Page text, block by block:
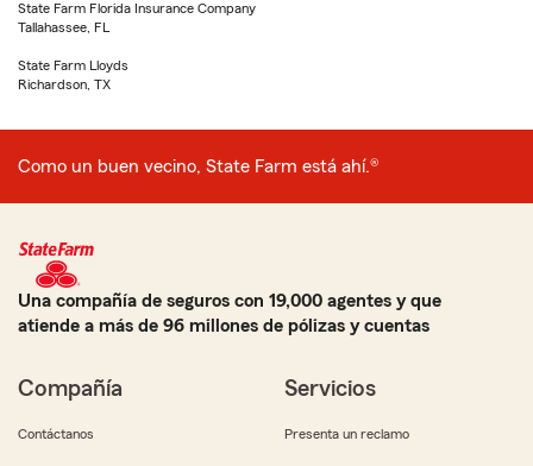
State Farm Florida Insurance Company
Tallahassee, FL
State Farm Lloyds
Richardson, TX
Como un buen vecino, State Farm está ahí.®
Una compañía de seguros con 19,000 agentes y que
atiende a más de 96 millones de pólizas y cuentas
Compañía
Contáctanos
Servicios
Presenta un reclamo